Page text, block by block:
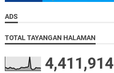
ADS
TOTAL TAYANGAN HALAMAN
4,411,914